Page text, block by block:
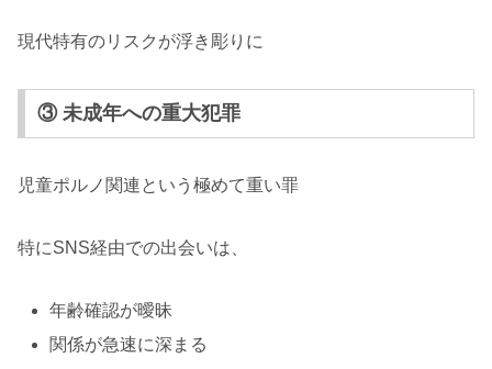
現代特有のリスクが浮き彫りに
③ 未成年への重大犯罪
児童ポルノ関連という極めて重い罪
特にSNS経由での出会いは、
年齢確認が曖昧
関係が急速に深まる